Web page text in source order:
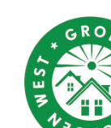
inhoud